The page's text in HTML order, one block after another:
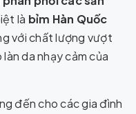
là bỉm Hàn Quốc
với chất lượng vượt
da nhạy cảm của
đến cho các gia đình